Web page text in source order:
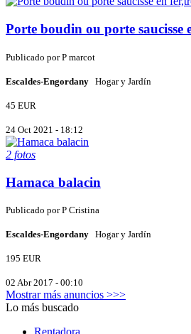
Porte boudin ou porte saucisse
Publicado porP marcot
Escaldes-Engordany Hogar y Jardín
45 EUR
24 Oct 2021 - 18:12
2 fotos
Hamaca balacin
Publicado porP Cristina
Escaldes-Engordany Hogar y Jardín
195 EUR
02 Abr 2017 - 00:10
Mostrar más anuncios >>>
Lo más buscado